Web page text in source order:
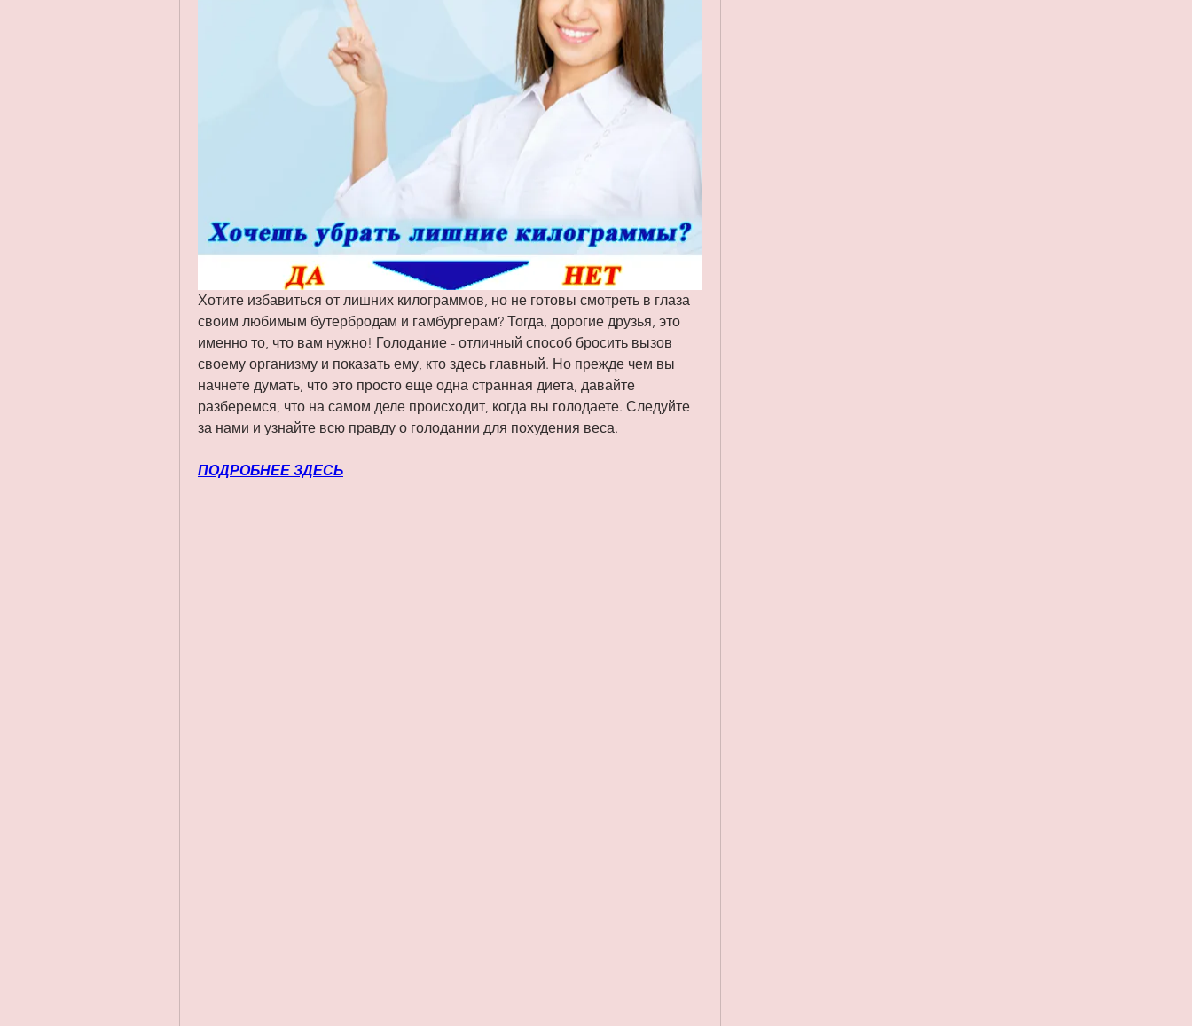
Хотите избавиться от лишних килограммов, но не готовы смотреть в глаза
своим любимым бутербродам и гамбургерам? Тогда, дорогие друзья, это
именно то, что вам нужно! Голодание - отличный способ бросить вызов
своему организму и показать ему, кто здесь главный. Но прежде чем вы
начнете думать, что это просто еще одна странная диета, давайте
разберемся, что на самом деле происходит, когда вы голодаете. Следуйте
за нами и узнайте всю правду о голодании для похудения веса.
ПОДРОБНЕЕ ЗДЕСЬ